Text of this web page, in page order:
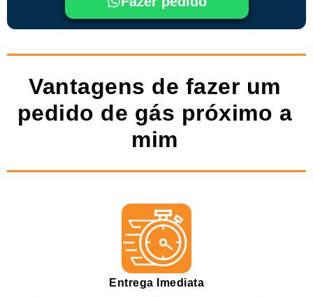
Vantagens de fazer um
pedido de gás próximo a
mim
Entrega Imediata